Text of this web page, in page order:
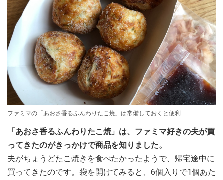
ファミマの「あおさ香るふんわりたこ焼」は常備しておくと便利
「あおさ香るふんわりたこ焼」は、ファミマ好きの夫が買
ってきたのがきっかけで商品を知りました。
夫がちょうどたこ焼きを食べたかったようで、帰宅途中に
買ってきたのです。袋を開けてみると、6個入りで1個あた